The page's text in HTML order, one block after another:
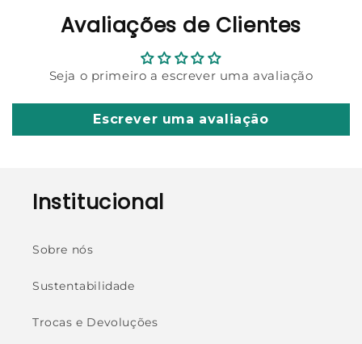
Avaliações de Clientes
Seja o primeiro a escrever uma avaliação
Escrever uma avaliação
Institucional
Sobre nós
Sustentabilidade
Trocas e Devoluções